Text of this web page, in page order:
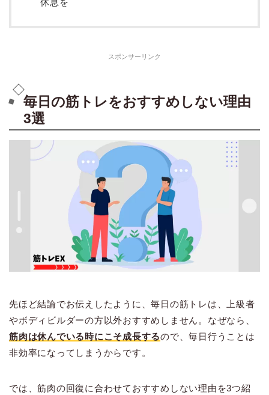
スポンサーリンク
毎日の筋トレをおすすめしない理由
3選
先ほど結論でお伝えしたように、毎日の筋トレは、上級者
やボディビルダーの方以外おすすめしません。なぜなら、
筋肉は休んでいる時にこそ成長するので、毎日行うことは
非効率になってしまうからです。
では、筋肉の回復に合わせておすすめしない理由を3つ紹